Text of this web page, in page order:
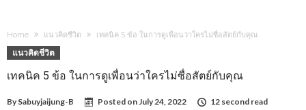
Home แนวคิดชีวิต เทคนิค 5 ข้อ ในการดูเพื่อนว่าใครไม่ซื่อสัตย์กับคุณ
แนวคิดชีวิต
เทคนิค 5 ข้อ ในการดูเพื่อนว่าใครไม่ซื่อสัตย์กับคุณ
By Sabuyjaijung-B Posted onJuly 24, 2022
12 second read